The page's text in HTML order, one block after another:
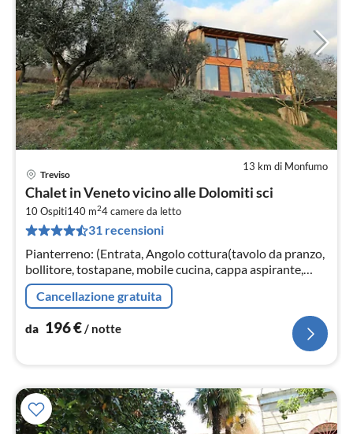
13 km di Monfumo
Treviso
Chalet in Veneto vicino alle Dolomiti sci
10 Ospiti140 m24camere da letto
31 recensioni
Pianterreno: (Entrata, Angolo cottura(tavolo da pranzo,
bollitore, tostapane, mobile cucina, cappa aspirante,
caffettiera, caffettiera per espresso, forno, forno a
microonde, lavas...
Cancellazione gratuita
da 196€/ notte